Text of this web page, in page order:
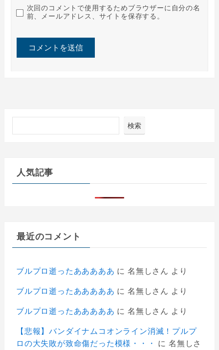
次回のコメントで使用するためブラウザーに自分の名
前、メールアドレス、サイトを保存する。
検索
人気記事
最近のコメント
ブルプロ逝ったあああああ に 名無しさん より
ブルプロ逝ったあああああ に 名無しさん より
ブルプロ逝ったあああああ に 名無しさん より
【悲報】バンダイナムコオンライン消滅！プルプ
ロの大失敗が致命傷だった模様・・・
に 名無しさ